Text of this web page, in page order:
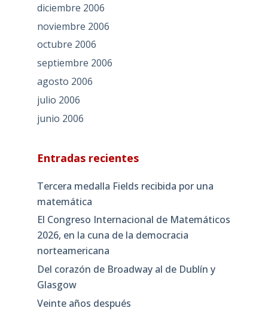
diciembre 2006
noviembre 2006
octubre 2006
septiembre 2006
agosto 2006
julio 2006
junio 2006
Entradas recientes
Tercera medalla Fields recibida por una
matemática
El Congreso Internacional de Matemáticos
2026, en la cuna de la democracia
norteamericana
Del corazón de Broadway al de Dublín y
Glasgow
Veinte años después